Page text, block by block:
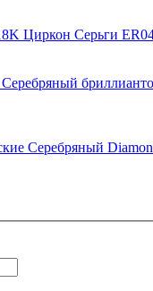
Циркон Серьги
Серебряный